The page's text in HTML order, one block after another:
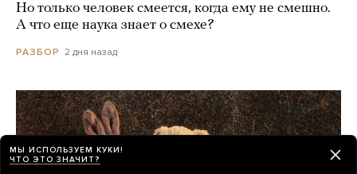
Но только человек смеется, когда ему не смешно.
А что еще наука знает о смехе?
РАЗБОР 2 дня назад
МЫ ИСПОЛЬЗУЕМ КУКИ!
ЧТО ЭТО ЗНАЧИТ?